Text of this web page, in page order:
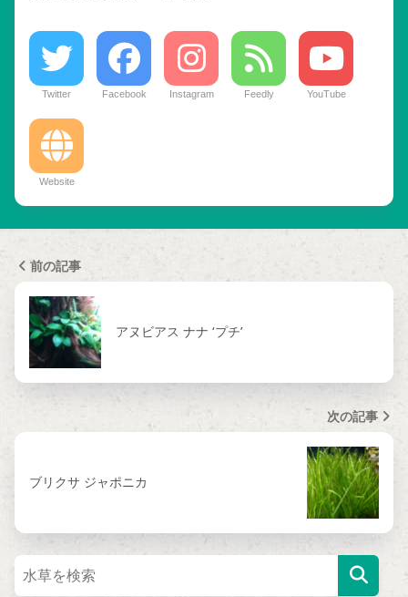
Twitter Facebook Instagram Feedly YouTube
Website
前の記事
アヌビアス ナナ ‘プチ’
次の記事
ブリクサ ジャポニカ